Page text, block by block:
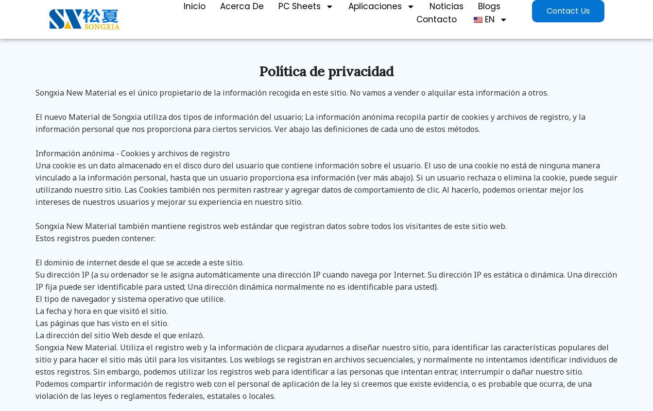
Inicio Acerca De PC Sheets Aplicaciones Noticias
Blogs
Contacto
EN
Contact Us
Política de privacidad
Songxia New Material es el único propietario de la información recogida en este sitio. No vamos a vender o alquilar esta información a otros.
El nuevo Material de Songxia utiliza dos tipos de información del usuario; La información anónima recopila partir de cookies y archivos de registro, y la
información personal que nos proporciona para ciertos servicios. Ver abajo las definiciones de cada uno de estos métodos.
Información anónima - Cookies y archivos de registro
Una cookie es un dato almacenado en el disco duro del usuario que contiene información sobre el usuario. El uso de una cookie no está de ninguna manera
vinculado a la información personal, hasta que un usuario proporciona esa información (ver más abajo). Si un usuario rechaza o elimina la cookie, puede seguir
utilizando nuestro sitio. Las Cookies también nos permiten rastrear y agregar datos de comportamiento de clic. Al hacerlo, podemos orientar mejor los
intereses de nuestros usuarios y mejorar su experiencia en nuestro sitio.
Songxia New Material también mantiene registros web estándar que registran datos sobre todos los visitantes de este sitio web.
Estos registros pueden contener:
El dominio de internet desde el que se accede a este sitio.
Su dirección IP (a su ordenador se le asigna automáticamente una dirección IP cuando navega por Internet. Su dirección IP es estática o dinámica. Una dirección
IP fija puede ser identificable para usted; Una dirección dinámica normalmente no es identificable para usted).
El tipo de navegador y sistema operativo que utilice.
La fecha y hora en que visitó el sitio.
Las páginas que has visto en el sitio.
La dirección del sitio Web desde el que enlazó.
Songxia New Material. Utiliza el registro web y la información de clicpara ayudarnos a diseñar nuestro sitio, para identificar las características populares del
sitio y para hacer el sitio más útil para los visitantes. Los weblogs se registran en archivos secuenciales, y normalmente no intentamos identificar individuos de
estos registros. Sin embargo, podemos utilizar los registros web para identificar a las personas que intentan entrar, interrumpir o dañar nuestro sitio.
Podemos compartir información de registro web con el personal de aplicación de la ley si creemos que existe evidencia, o es probable que ocurra, de una
violación de las leyes o reglamentos federales, estatales o locales.